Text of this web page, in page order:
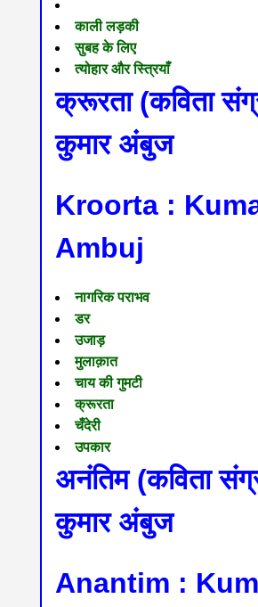
काली लड़की
सुबह के लिए
त्योहार और स्त्रियाँ
क्रूरता (कविता
कुमार अंबुज
Kroorta :
Ambuj
नागरिक पराभव
डर
उजाड़
मुलाक़ात
चाय की गुमटी
क्रूरता
चँदेरी
उपकार
अनंतिम (कविता
कुमार अंबुज
Anantim :